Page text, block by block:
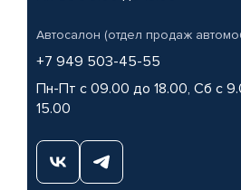
Автосалон (отдел продаж
+7 949 503-45-55
Пн-Пт с 09.00 до 18.00, Сб с
15.00